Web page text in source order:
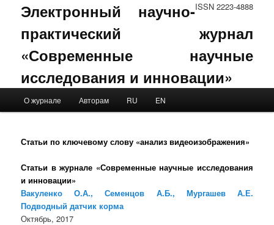
ISSN 2223-4888
Электронный научно-
практический журнал
«Современные научные
исследования и инновации»
Skip to primary content
Skip to secondary content
О журнале Авторам RU EN
Статьи по ключевому слову «анализ видеоизображения»
Статьи в журнале «Современные научные исследования
и инновации»
Вакуленко О.А., Семенцов А.Б., Мургашев А.Е.
Подводный датчик корма
Октябрь, 2017